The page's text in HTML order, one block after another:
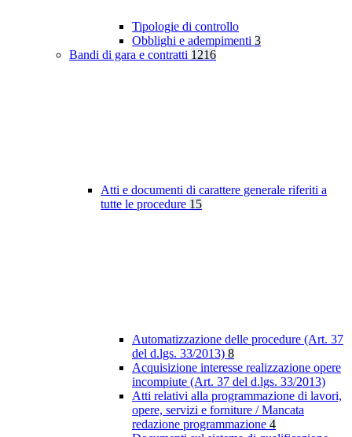
Tipologie di controllo
Obblighi e adempimenti 3
Bandi di gara e contratti 1216
Atti e documenti di carattere generale riferiti a
tutte le procedure 15
Automatizzazione delle procedure (Art. 37
del d.lgs. 33/2013) 8
Acquisizione interesse realizzazione opere
incompiute (Art. 37 del d.lgs. 33/2013)
Atti relativi alla programmazione di lavori,
opere, servizi e forniture / Mancata
redazione programmazione 4